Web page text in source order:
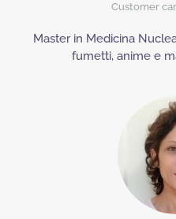
Customer
Master in Medicina
fumetti, anime e